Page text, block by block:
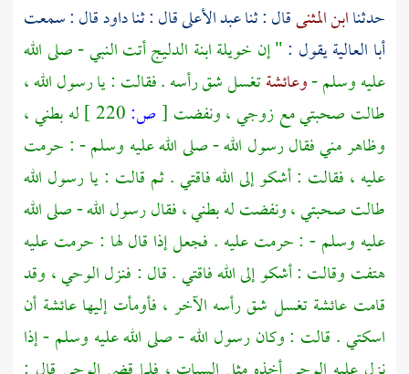
حدثناابن المثنىقال : ثناعبد الأعلىقال : ثناداودقال : سمعت
أبا العاليةيقول :" إن خويلة ابنة الدليجأتت النبي - صلى الله
عليه وسلم -وعائشةتغسل شق رأسه . فقالت : يا رسول الله ،
طالت صحبتي مع زوجي ، ونفضت [ص:
له بطني ،
وظاهر مني فقال رسول الله - صلى الله عليه وسلم - : حرمت
عليه ، فقالت : أشكو إلى الله فاقتي . ثم قالت : يا رسول الله
طالت صحبتي ، ونفضت له بطني ، فقال رسول الله - صلى الله
عليه وسلم - : حرمت عليه . فجعل إذا قال لها : حرمت عليه
هتفت وقالت : أشكو إلى الله فاقتي . قال : فنزل الوحي ، وقد
قامت عائشةتغسل شق رأسه الآخر ، فأومأت إليهاعائشة أن
اسكتي . قالت : وكان رسول الله - صلى الله عليه وسلم - إذا